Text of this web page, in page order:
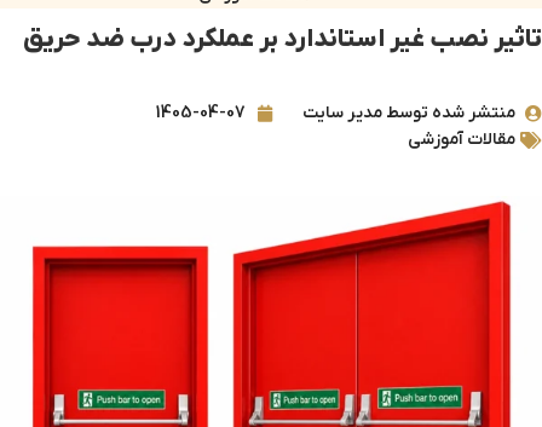
تاثیر نصب غیر استاندارد بر عملکرد درب ضد حریق
منتشر شده توسط مدیر سایت
1405-04-07
مقالات آموزشی